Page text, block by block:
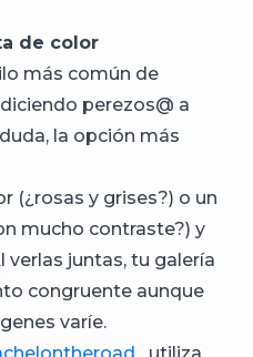
de color
más común de
perezos@ a
la opción más
(¿rosas y grises?) o un
mucho contraste?) y
verlas juntas, tu galería
congruente aunque
varíe.